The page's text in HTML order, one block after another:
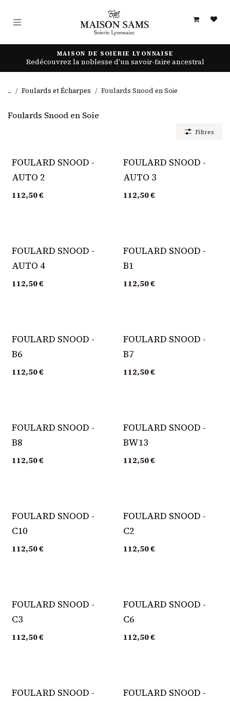
MAISON DE SOIERIE LYONNAISE
Redécouvrez la noblesse d'un savoir-faire ancestral
... Foulards et Écharpes Foulards Snood en Soie
Foulards Snood en Soie
Filtres
FOULARD SNOOD -
AUTO 2
112,50€
FOULARD SNOOD -
AUTO 3
112,50€
FOULARD SNOOD -
AUTO 4
112,50€
FOULARD SNOOD -
B1
112,50€
FOULARD SNOOD -
B6
112,50€
FOULARD SNOOD -
B7
112,50€
FOULARD SNOOD -
B8
112,50€
FOULARD SNOOD -
BW13
112,50€
FOULARD SNOOD -
C10
112,50€
FOULARD SNOOD -
C2
112,50€
FOULARD SNOOD -
C3
112,50€
FOULARD SNOOD -
C6
112,50€
FOULARD SNOOD -
FOULARD SNOOD -